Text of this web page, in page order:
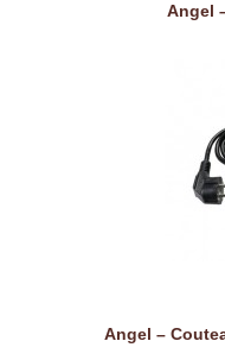
Angel
Angel –